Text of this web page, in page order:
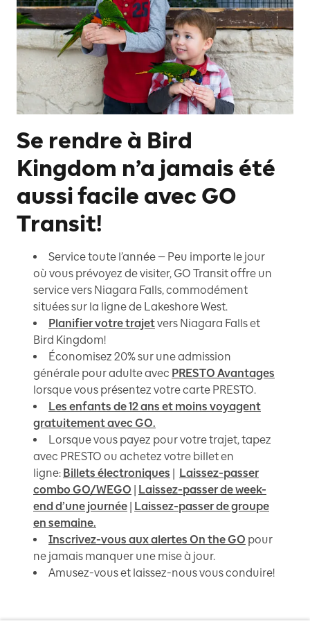
Se rendre à Bird
Kingdom n’a jamais été
aussi facile avec GO
Transit!
Service toute l’année — Peu importe le jour
où vous prévoyez de visiter, GO Transit offre un
service vers Niagara Falls, commodément
situées sur la ligne de Lakeshore West.
Planifier votre trajetvers Niagara Falls et
Bird Kingdom!
Économisez 20% sur une admission
générale pour adulte avec PRESTO Avantages
lorsque vous présentez votre carte PRESTO.
Les enfants de 12 ans et moins voyagent
gratuitement avec GO.
Lorsque vous payez pour votre trajet, tapez
avec PRESTO ou achetez votre billet en
ligne: Billets électroniques
Laissez-passer
combo GO/WEGO
Laissez-passer de week-
end d’une journée
Laissez-passer de groupe
en semaine.
Inscrivez-vous aux alertes On the GO pour
ne jamais manquer une mise à jour.
Amusez-vous et laissez-nous vous conduire!